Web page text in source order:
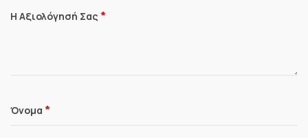
Η Αξιολόγησή Σας *
Όνομα *